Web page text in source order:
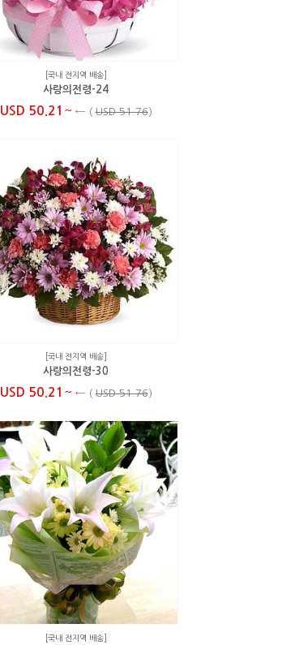
[국내 전지역 배송]
사랑의전령-24
USD 50.21 ~ ← (USD 51.76)
[국내 전지역 배송]
사랑의전령-30
USD 50.21 ~ ← (USD 51.76)
[국내 전지역 배송]